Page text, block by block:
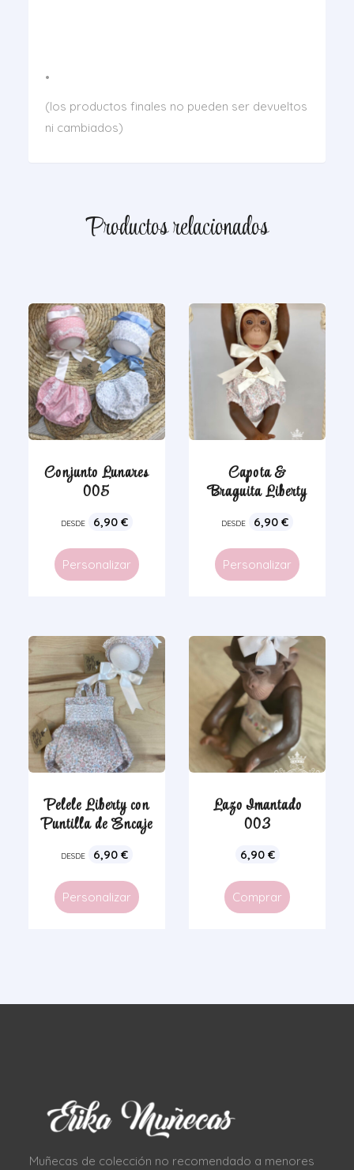
•
(los productos finales no pueden ser devueltos
ni cambiados)
Productos relacionados
Conjunto Lunares
005
DESDE 6,90 €
Personalizar
Capota &
Braguita Liberty
DESDE 6,90€
Personalizar
Pelele Liberty con
Puntilla de Encaje
DESDE 6,90 €
Personalizar
Lazo Imantado
003
6,90 €
Comprar
Muñecas de colección no recomendado a menores